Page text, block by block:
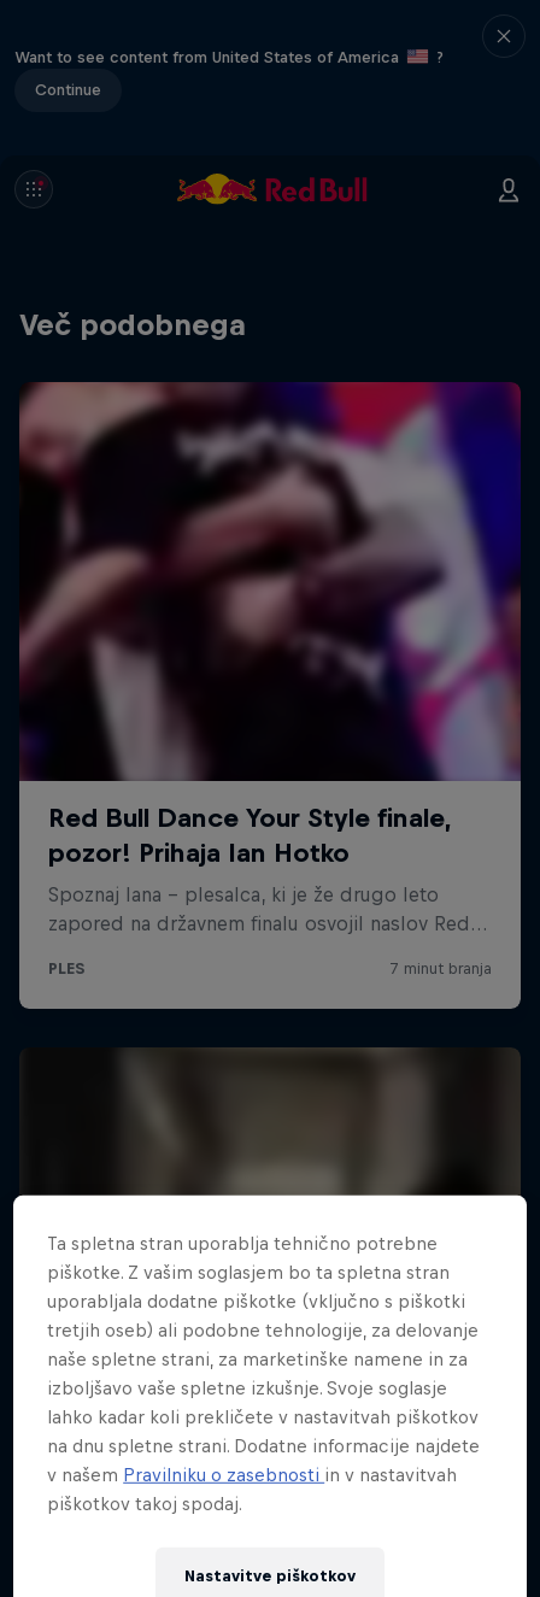
Want to see content from United States of America
?
Continue
Več podobnega
Ta spletna stran uporablja tehnično potrebne
piškotke. Z vašim soglasjem bo ta spletna stran
uporabljala dodatne piškotke (vključno s piškotki
tretjih oseb) ali podobne tehnologije, za delovanje
naše spletne strani, za marketinške namene in za
izboljšavo vaše spletne izkušnje. Svoje soglasje
lahko kadar koli prekličete v nastavitvah piškotkov
na dnu spletne strani. Dodatne informacije najdete
v našem Pravilniku o zasebnosti in v nastavitvah
piškotkov takoj spodaj.
Nastavitve piškotkov